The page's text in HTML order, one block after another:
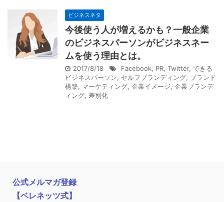
ビジネスネタ
今後使う人が増えるかも？一般企業
のビジネスパーソンがビジネスネー
ムを使う理由とは。
2017/8/18 Facebook, PR, Twitter, できる
ビジネスパーソン, セルフブランディング, ブランド
構築, マーケティング, 企業イメージ, 企業ブランデ
ィング, 差別化
公式メルマガ登録
【ベレネッツ式】